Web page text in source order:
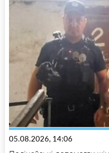
05.08.2026, 14:06